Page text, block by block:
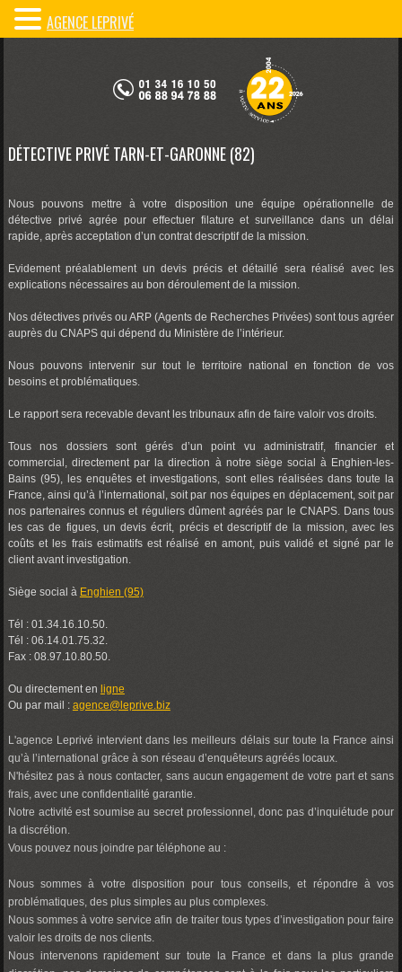
DÉTECTIVE PRIVÉ TARN-ET-GARONNE (82)
Nous pouvons mettre à votre disposition une équipe opérationnelle de
détective privé agrée pour effectuer filature et surveillance dans un délai
rapide, après acceptation d’un contrat descriptif de la mission.
Evidement préalablement un devis précis et détaillé sera réalisé avec les
explications nécessaires au bon déroulement de la mission.
Nos détectives privés ou ARP (Agents de Recherches Privées) sont tous agréer
auprès du CNAPS qui dépend du Ministère de l’intérieur.
Nous pouvons intervenir sur tout le territoire national en fonction de vos
besoins et problématiques.
Le rapport sera recevable devant les tribunaux afin de faire valoir vos droits.
Tous nos dossiers sont gérés d’un point vu administratif, financier et
commercial, directement par la direction à notre siège social à Enghien-les-
Bains (95), les enquêtes et investigations, sont elles réalisées dans toute la
France, ainsi qu’à l’international, soit par nos équipes en déplacement, soit par
nos partenaires connus et réguliers dûment agréés par le CNAPS. Dans tous
les cas de figues, un devis écrit, précis et descriptif de la mission, avec les
coûts et les frais estimatifs est réalisé en amont, puis validé et signé par le
client avant investigation.
Siège social à Enghien (95)
Tél : 01.34.16.10.50.
Tél : 06.14.01.75.32.
Fax : 08.97.10.80.50.
Ou directement en ligne
Ou par mail : agence@leprive.biz
L'agence Leprivé intervient dans les meilleurs délais sur toute la France ainsi
qu’à l’international grâce à son réseau d’enquêteurs agréés locaux.
N'hésitez pas à nous contacter, sans aucun engagement de votre part et sans
frais, avec une confidentialité garantie.
Notre activité est soumise au secret professionnel, donc pas d’inquiétude pour
la discrétion.
Vous pouvez nous joindre par téléphone au :
Nous sommes à votre disposition pour tous conseils, et répondre à vos
problématiques, des plus simples au plus complexes.
Nous sommes à votre service afin de traiter tous types d’investigation pour faire
valoir les droits de nos clients.
Nous intervenons rapidement sur toute la France et dans la plus grande
AGENCE LEPRIVÉ